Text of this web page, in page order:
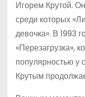
Игорем Крутой.
среди которых
девочка». В 1993
«Перезагрузка»,
популярностью у
Крутым